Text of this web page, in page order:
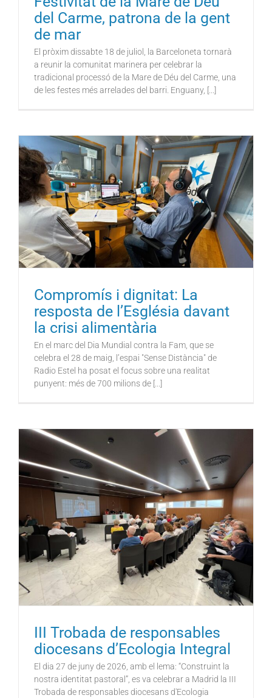
del Carme, patrona de la gent
de mar
El pròxim dissabte 18 de juliol, la Barceloneta tornarà
a reunir la comunitat marinera per celebrar la
tradicional processó de la Mare de Déu del Carme, una
de les festes més arrelades del barri. Enguany, [...]
Compromís i dignitat: La
resposta de l’Església davant
la crisi alimentària
En el marc del Dia Mundial contra la Fam, que se
celebra el 28 de maig, l’espai "Sense Distància" de
Radio Estel ha posat el focus sobre una realitat
punyent: més de 700 milions de [...]
III Trobada de responsables
diocesans d’Ecologia Integral
El dia 27 de juny de 2026, amb el lema: “Construint la
nostra identitat pastoral”, es va celebrar a Madrid la III
Trobada de responsables diocesans d'Ecologia